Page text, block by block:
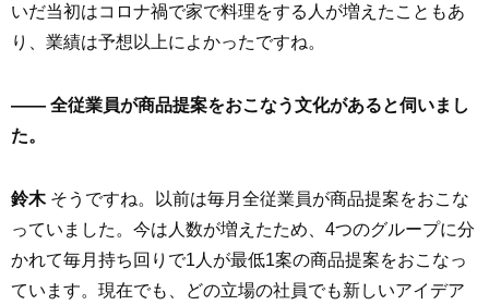
いだ当初はコロナ禍で家で料理をする人が増えたこともあ
り、業績は予想以上によかったですね。
—— 全従業員が商品提案をおこなう文化があると伺いまし
た。
鈴木そうですね。以前は毎月全従業員が商品提案をおこな
っていました。今は人数が増えたため、4つのグループに分
かれて毎月持ち回りで1人が最低1案の商品提案をおこなっ
ています。現在でも、どの立場の社員でも新しいアイデア